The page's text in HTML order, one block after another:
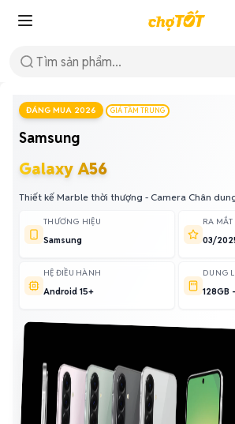
ĐÁNG MUA 2026 GIÁ TẦM TRUNG
Samsung
Galaxy A56
Thiết kế Marble thời thượng - Camera Chân
THƯƠNG HIỆU
Samsung
RA MẮT
03/
HỆ ĐIỀU HÀNH
Android 15+
DUNG
128GB